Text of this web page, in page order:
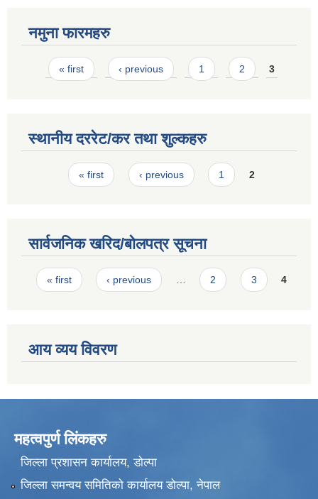
नमुना फारमहरु
Pages
« first ‹ previous 1 2 3
स्थानीय दररेट/कर तथा शुल्कहरु
Pages« first ‹ previous 1 2
सार्वजनिक खरिद/बोलपत्र सूचना
Pages
« first ‹ previous … 2 3 4
आय व्यय विवरण
महत्वपुर्ण लिंकहरु
जिल्ला प्रशासन कार्यालय, डोल्पा
जिल्ला समन्वय समितिको कार्यालय डोल्पा, नेपाल